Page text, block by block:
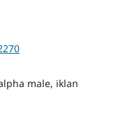
male, iklan